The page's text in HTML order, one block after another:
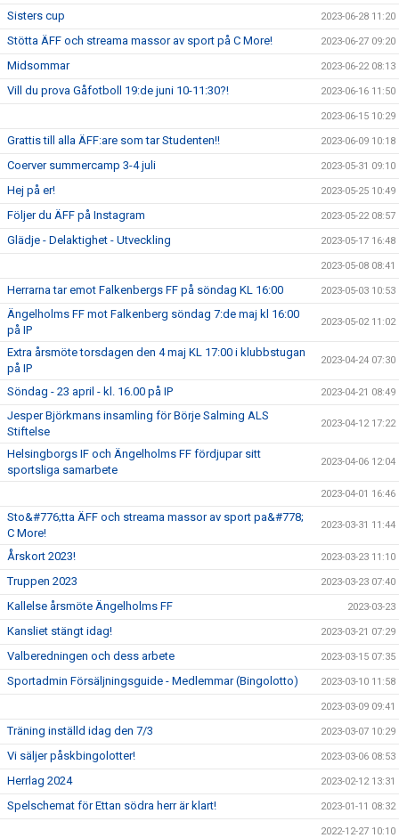
Sisters cup 2023-06-28 11:20
Stötta ÄFF och streama massor av sport på C More! 2023-06-27 09:20
Midsommar 2023-06-22 08:13
Vill du prova Gåfotboll 19:de juni 10-11:30?! 2023-06-16 11:50
2023-06-15 10:29
Grattis till alla ÄFF:are som tar Studenten!! 2023-06-09 10:18
Coerver summercamp 3-4 juli 2023-05-31 09:10
Hej på er! 2023-05-25 10:49
Följer du ÄFF på Instagram 2023-05-22 08:57
Glädje - Delaktighet - Utveckling 2023-05-17 16:48
2023-05-08 08:41
Herrarna tar emot Falkenbergs FF på söndag KL 16:00 2023-05-03 10:53
Ängelholms FF mot Falkenberg söndag 7:de maj kl 16:00
på IP
2023-05-02 11:02
Extra årsmöte torsdagen den 4 maj KL 17:00 i klubbstugan
på IP
2023-04-24 07:30
Söndag - 23 april - kl. 16.00 på IP 2023-04-21 08:49
Jesper Björkmans insamling för Börje Salming ALS
Stiftelse
2023-04-12 17:22
Helsingborgs IF och Ängelholms FF fördjupar sitt
sportsliga samarbete
2023-04-06 12:04
2023-04-01 16:46
Sto&#776;tta ÄFF och streama massor av sport pa&#778;
C More!
2023-03-31 11:44
Årskort 2023! 2023-03-23 11:10
Truppen 2023 2023-03-23 07:40
Kallelse årsmöte Ängelholms FF 2023-03-23
Kansliet stängt idag! 2023-03-21 07:29
Valberedningen och dess arbete 2023-03-15 07:35
Sportadmin Försäljningsguide - Medlemmar (Bingolotto) 2023-03-10 11:58
2023-03-09 09:41
Träning inställd idag den 7/3 2023-03-07 10:29
Vi säljer påskbingolotter! 2023-03-06 08:53
Herrlag 2024 2023-02-12 13:31
Spelschemat för Ettan södra herr är klart! 2023-01-11 08:32
2022-12-27 10:10